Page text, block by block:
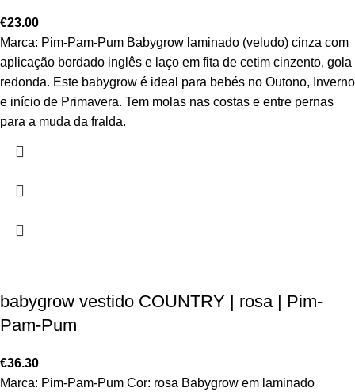
€23.00
Marca: Pim-Pam-Pum Babygrow laminado (veludo) cinza com
aplicação bordado inglês e laço em fita de cetim cinzento, gola
redonda. Este babygrow é ideal para bebés no Outono, Inverno
e início de Primavera. Tem molas nas costas e entre pernas
para a muda da fralda.
babygrow vestido COUNTRY | rosa | Pim-
Pam-Pum
€36.30
Marca: Pim-Pam-Pum Cor: rosa Babygrow em laminado